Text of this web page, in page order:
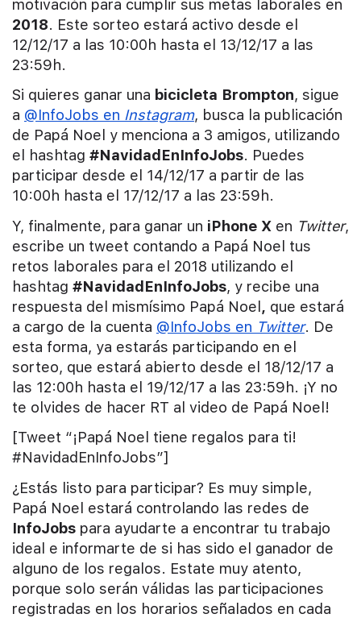
motivación para cumplir sus metas laborales en
2018. Este sorteo estará activo desde el
12/12/17 a las 10:00h hasta el 13/12/17 a las
23:59h.
Si quieres ganar una bicicleta Brompton, sigue
a @InfoJobs en Instagram, busca la publicación
de Papá Noel y menciona a 3 amigos, utilizando
el hashtag #NavidadEnInfoJobs. Puedes
participar desde el 14/12/17 a partir de las
10:00h hasta el 17/12/17 a las 23:59h.
Y, finalmente, para ganar un iPhone X en Twitter,
escribe un tweet contando a Papá Noel tus
retos laborales para el 2018 utilizando el
hashtag #NavidadEnInfoJobs, y recibe una
respuesta del mismísimo Papá Noel , que estará
a cargo de la cuenta @InfoJobs en Twitter. De
esta forma, ya estarás participando en el
sorteo, que estará abierto desde el 18/12/17 a
las 12:00h hasta el 19/12/17 a las 23:59h. ¡Y no
te olvides de hacer RT al video de Papá Noel!
[Tweet “¡Papá Noel tiene regalos para ti!
#NavidadEnInfoJobs”]
¿Estás listo para participar? Es muy simple,
Papá Noel estará controlando las redes de
InfoJobs para ayudarte a encontrar tu trabajo
ideal e informarte de si has sido el ganador de
alguno de los regalos. Estate muy atento,
porque solo serán válidas las participaciones
registradas en los horarios señalados en cada